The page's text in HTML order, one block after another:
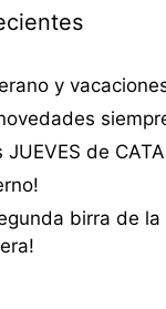
y
JUEVES de
birra de